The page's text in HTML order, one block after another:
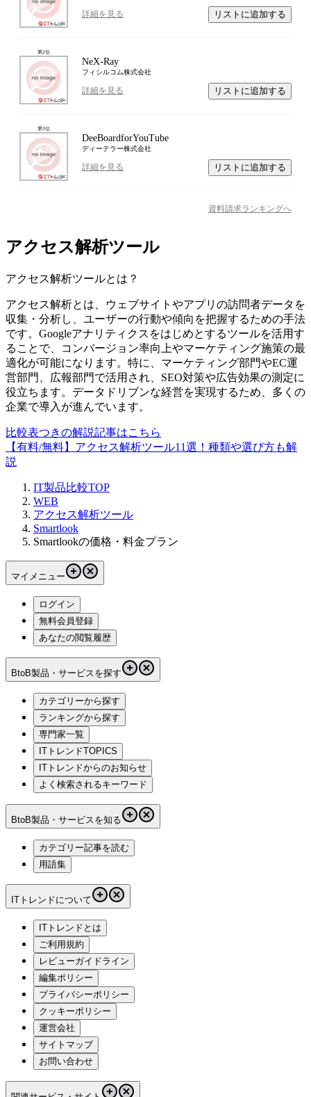
詳細を見る リストに追加する
第2位
NeX-Ray
フィシルコム株式会社
詳細を見る リストに追加する
第3位
DeeBoardforYouTube
ディーテラー株式会社
詳細を見る リストに追加する
資料請求ランキングへ
アクセス解析ツール
アクセス解析ツールとは？
アクセス解析とは、ウェブサイトやアプリの訪問者データを
収集・分析し、ユーザーの行動や傾向を把握するための手法
です。Googleアナリティクスをはじめとするツールを活用す
ることで、コンバージョン率向上やマーケティング施策の最
適化が可能になります。特に、マーケティング部門やEC運
営部門、広報部門で活用され、SEO対策や広告効果の測定に
役立ちます。データドリブンな経営を実現するため、多くの
企業で導入が進んでいます。
比較表つきの解説記事はこちら
【有料/無料】アクセス解析ツール11選！種類や選び方も解
説
IT製品比較TOP
WEB
アクセス解析ツール
Smartlook
Smartlookの価格・料金プラン
マイメニュー
ログイン
無料会員登録
あなたの閲覧履歴
BtoB製品・サービスを探す
カテゴリーから探す
ランキングから探す
専門家一覧
ITトレンドTOPICS
ITトレンドからのお知らせ
よく検索されるキーワード
BtoB製品・サービスを知る
カテゴリー記事を読む
用語集
ITトレンドについて
ITトレンドとは
ご利用規約
レビューガイドライン
編集ポリシー
プライバシーポリシー
クッキーポリシー
運営会社
サイトマップ
お問い合わせ